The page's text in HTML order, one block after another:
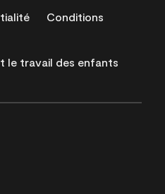
Conditions
le travail des enfants